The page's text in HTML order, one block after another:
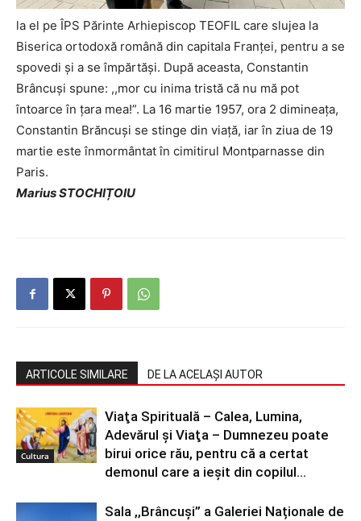
la el pe ÎPS Părinte Arhiepiscop TEOFIL care slujea la
Biserica ortodoxă română din capitala Franței, pentru a se
spovedi și a se împărtăși. După aceasta, Constantin
Brâncuși spune: ,,mor cu inima tristă că nu mă pot
întoarce în țara mea!”. La 16 martie 1957, ora 2 dimineața,
Constantin Brăncuși se stinge din viață, iar în ziua de 19
martie este înmormântat în cimitirul Montparnasse din
Paris.
Marius STOCHIȚOIU
ARTICOLE SIMILARE DE LA ACELAȘI AUTOR
Cultura
Viaţa Spirituală – Calea, Lumina,
Adevărul şi Viaţa – Dumnezeu poate
birui orice rău, pentru că a certat
demonul care a ieșit din copilul...
Sala ,,Brâncuși” a Galeriei Naționale de